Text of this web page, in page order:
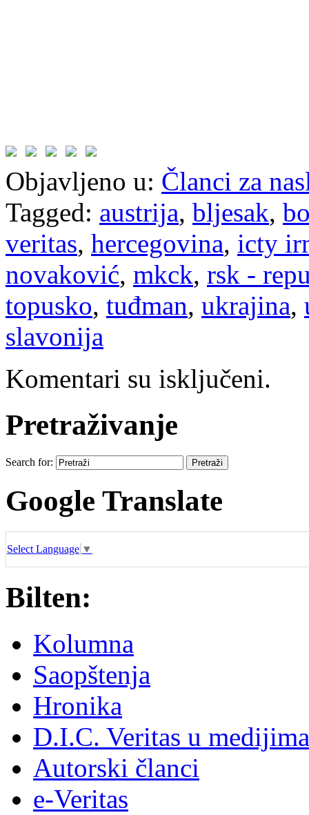
Objavljeno u: Članci za
Tagged: austrija, bljesak,
veritas, hercegovina, icty
novaković, mkck, rsk -
topusko, tuđman, ukrajina,
slavonija
Komentari su isključeni.
Pretraživanje
Search for:
Google Translate
Select Language ▼
Bilten:
Kolumna
Saopštenja
Hronika
D.I.C. Veritas u medijima
Autorski članci
e-Veritas